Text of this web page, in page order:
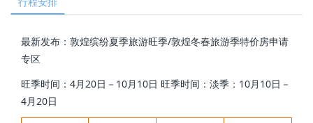
最新发布：敦煌缤纷夏季旅游旺季/敦煌冬春旅游季特价房申请
专区
旺季时间：4月20日－10月10日 旺季时间：淡季：10月10日－
4月20日